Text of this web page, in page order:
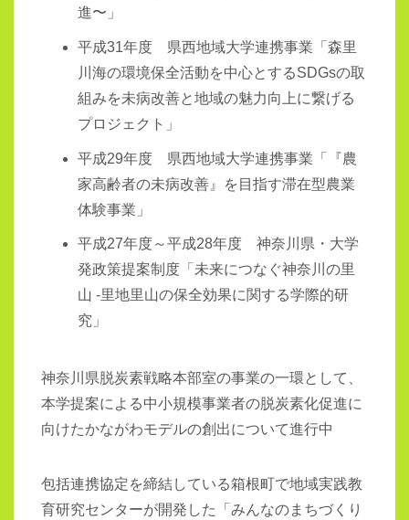
進〜」
平成31年度 県西地域大学連携事業「森里
川海の環境保全活動を中心とするSDGsの取
組みを未病改善と地域の魅力向上に繋げる
プロジェクト」
平成29年度 県西地域大学連携事業「『農
家高齢者の未病改善』を目指す滞在型農業
体験事業」
平成27年度～平成28年度 神奈川県・大学
発政策提案制度「未来につなぐ神奈川の里
山 -里地里山の保全効果に関する学際的研
究」
神奈川県脱炭素戦略本部室の事業の一環として、
本学提案による中小規模事業者の脱炭素化促進に
向けたかながわモデルの創出について進行中
包括連携協定を締結している箱根町で地域実践教
育研究センターが開発した「みんなのまちづくり